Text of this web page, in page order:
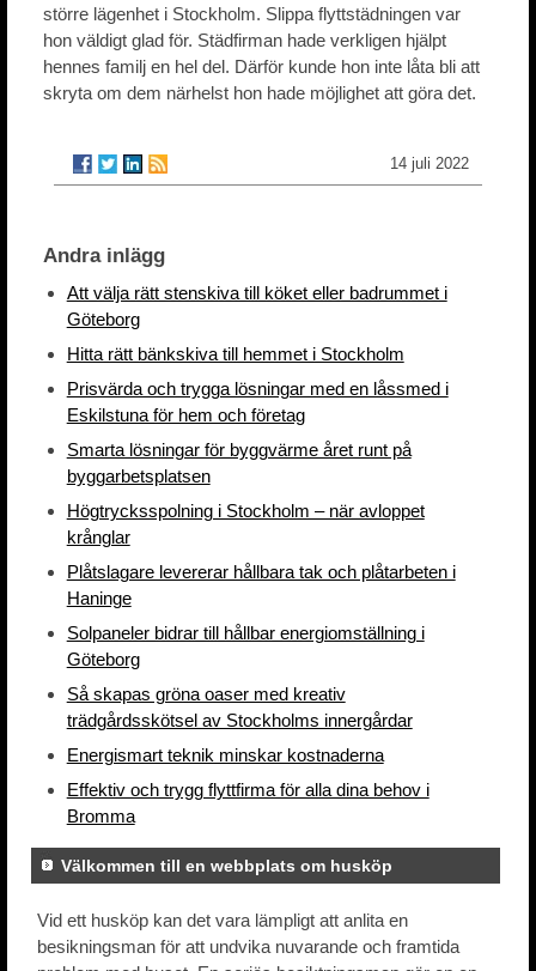
större lägenhet i Stockholm. Slippa flyttstädningen var
hon väldigt glad för. Städfirman hade verkligen hjälpt
hennes familj en hel del. Därför kunde hon inte låta bli att
skryta om dem närhelst hon hade möjlighet att göra det.
14 juli 2022
Andra inlägg
Att välja rätt stenskiva till köket eller badrummet i
Göteborg
Hitta rätt bänkskiva till hemmet i Stockholm
Prisvärda och trygga lösningar med en låssmed i
Eskilstuna för hem och företag
Smarta lösningar för byggvärme året runt på
byggarbetsplatsen
Högtrycksspolning i Stockholm – när avloppet
krånglar
Plåtslagare levererar hållbara tak och plåtarbeten i
Haninge
Solpaneler bidrar till hållbar energiomställning i
Göteborg
Så skapas gröna oaser med kreativ
trädgårdsskötsel av Stockholms innergårdar
Energismart teknik minskar kostnaderna
Effektiv och trygg flyttfirma för alla dina behov i
Bromma
Välkommen till en webbplats om husköp
Vid ett husköp kan det vara lämpligt att anlita en
besikningsman för att undvika nuvarande och framtida